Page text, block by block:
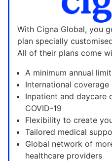
With Cigna Global, you
plan specially
All of their plans come
A minimum annual
International coverage
Inpatient and daycare
COVID-19
Flexibility to create
Tailored medical
Global network of
healthcare providers